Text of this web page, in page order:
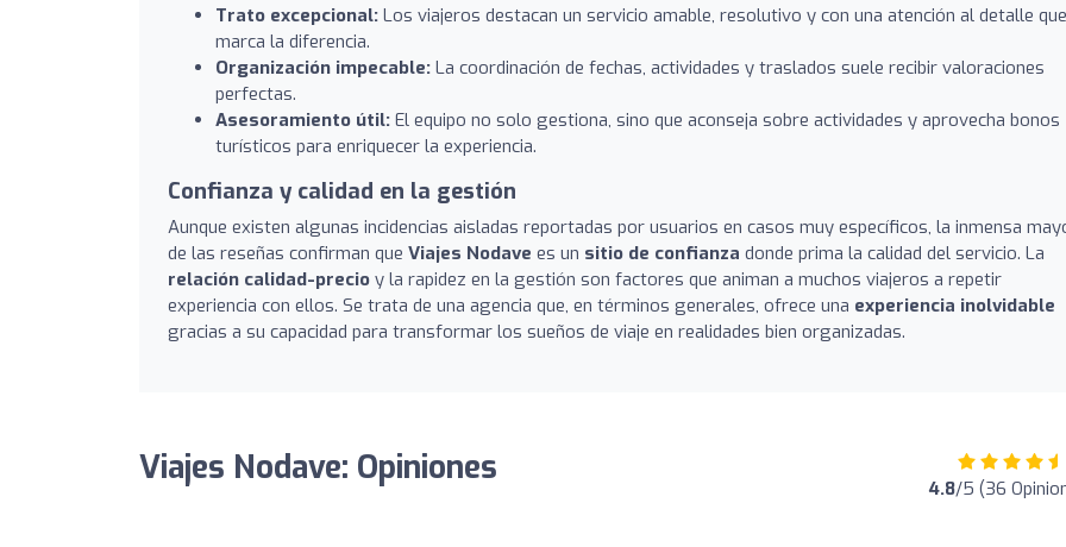
Trato excepcional: Los viajeros destacan un servicio amable, resolutivo y con una atención al detalle que
marca la diferencia.
Organización impecable: La coordinación de fechas, actividades y traslados suele recibir valoraciones
perfectas.
Asesoramiento útil: El equipo no solo gestiona, sino que aconseja sobre actividades y aprovecha bonos
turísticos para enriquecer la experiencia.
Confianza y calidad en la gestión
Aunque existen algunas incidencias aisladas reportadas por usuarios en casos muy específicos, la inmensa
de las reseñas confirman que Viajes Nodave es un sitio de confianza donde prima la calidad del servicio. La
relación calidad-precio y la rapidez en la gestión son factores que animan a muchos viajeros a repetir
experiencia con ellos. Se trata de una agencia que, en términos generales, ofrece una experiencia inolvidable
gracias a su capacidad para transformar los sueños de viaje en realidades bien organizadas.
Viajes Nodave: Opiniones 4.8/5 (36